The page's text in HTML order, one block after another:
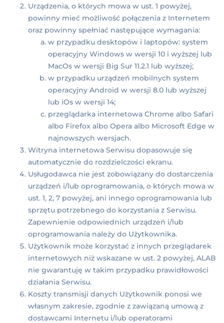
Urządzenia, o których mowa w ust. 1 powyżej,
powinny mieć możliwość połączenia z Internetem
oraz powinny spełniać następujące wymagania:
w przypadku desktopów i laptopów: system
operacyjny Windows w wersji 10 i wyższej lub
MacOs w wersji Big Sur 11.2.1 lub wyższej;
w przypadku urządzeń mobilnych system
operacyjny Android w wersji 8.0 lub wyższej
lub iOs w wersji 14;
przeglądarka internetowa Chrome albo Safari
albo Firefox albo Opera albo Microsoft Edge w
najnowszych wersjach.
Witryna internetowa Serwisu dopasowuje się
automatycznie do rozdzielczości ekranu.
Usługodawca nie jest zobowiązany do dostarczenia
urządzeń i/lub oprogramowania, o których mowa w
ust. 1, 2, 7 powyżej, ani innego oprogramowania lub
sprzętu potrzebnego do korzystania z Serwisu.
Zapewnienie odpowiednich urządzeń i/lub
oprogramowania należy do Użytkownika.
Użytkownik może korzystać z innych przeglądarek
internetowych niż wskazane w ust. 2 powyżej, ALAB
nie gwarantuję w takim przypadku prawidłowości
działania Serwisu.
Koszty transmisji danych Użytkownik ponosi we
własnym zakresie, zgodnie z zawiązaną umową z
dostawcami Internetu i/lub operatorami